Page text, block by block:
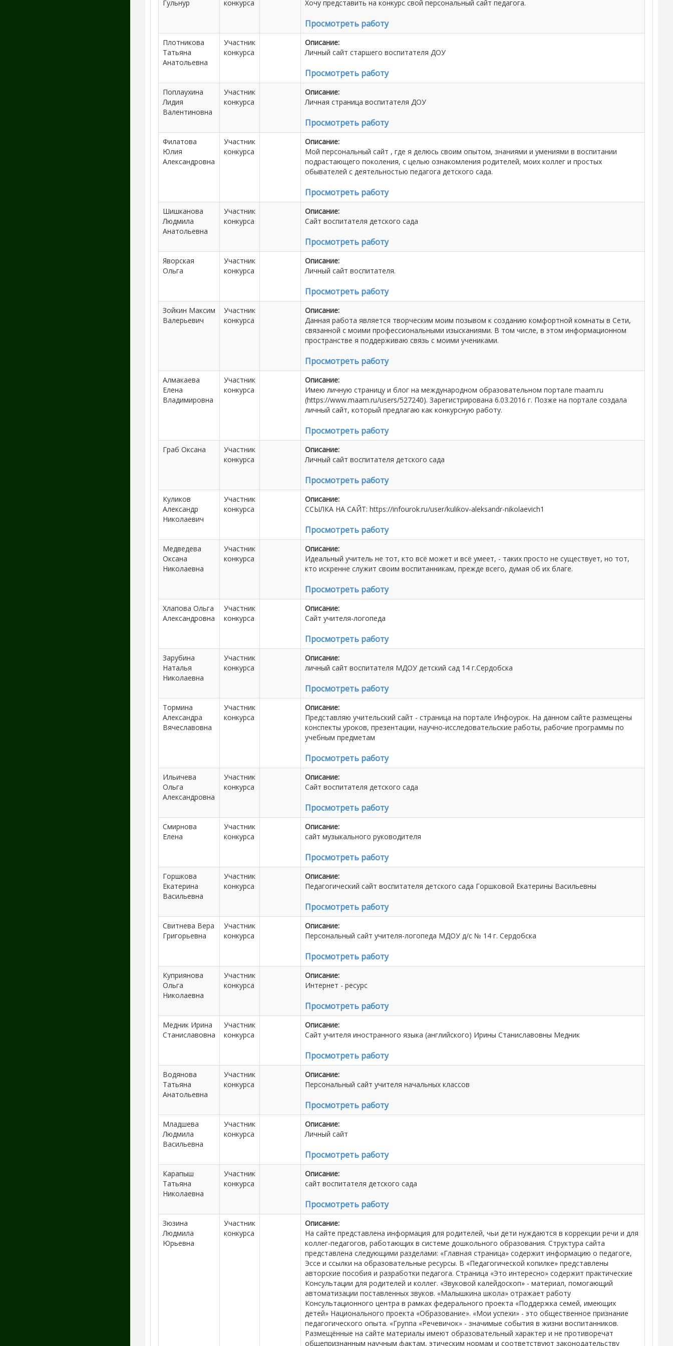
Гульнур
конкурса
Хочу представить на конкурс свой персональный сайт педагога.
Просмотреть работу
Плотникова
Татьяна
Анатольевна
Участник
конкурса
Описание:
Личный сайт старшего воспитателя ДОУ
Просмотреть работу
Поплаухина
Лидия
Валентиновна
Участник
конкурса
Описание:
Личная страница воспитателя ДОУ
Просмотреть работу
Филатова
Юлия
Александровна
Участник
конкурса
Описание:
Мой персональный сайт , где я делюсь своим опытом, знаниями и умениями в воспитании
подрастающего поколения, с целью ознакомления родителей, моих коллег и простых
обывателей с деятельностью педагога детского сада.
Просмотреть работу
Шишканова
Людмила
Анатольевна
Участник
конкурса
Описание:
Сайт воспитателя детского сада
Просмотреть работу
Яворская
Ольга
Участник
конкурса
Описание:
Личный сайт воспитателя.
Просмотреть работу
Зойкин Максим
Валерьевич
Участник
конкурса
Описание:
Данная работа является творческим моим позывом к созданию комфортной комнаты в Сети,
связанной с моими профессиональными изысканиями. В том числе, в этом информационном
пространстве я поддерживаю связь с моими учениками.
Просмотреть работу
Алмакаева
Елена
Владимировна
Участник
конкурса
Описание:
Имею личную страницу и блог на международном образовательном портале maam.ru
(https://www.maam.ru/users/527240). Зарегистрирована 6.03.2016 г. Позже на портале создала
личный сайт, который предлагаю как конкурсную работу.
Просмотреть работу
Граб Оксана
Участник
конкурса
Описание:
Личный сайт воспитателя детского сада
Просмотреть работу
Куликов
Александр
Николаевич
Участник
конкурса
Описание:
ССЫЛКА НА САЙТ: https://infourok.ru/user/kulikov-aleksandr-nikolaevich1
Просмотреть работу
Медведева
Оксана
Николаевна
Участник
конкурса
Описание:
Идеальный учитель не тот, кто всё может и всё умеет, - таких просто не существует, но тот,
кто искренне служит своим воспитанникам, прежде всего, думая об их благе.
Просмотреть работу
Хлапова Ольга
Александровна
Участник
конкурса
Описание:
Сайт учителя-логопеда
Просмотреть работу
Зарубина
Наталья
Николаевна
Участник
конкурса
Описание:
личный сайт воспитателя МДОУ детский сад 14 г.Сердобска
Просмотреть работу
Тормина
Александра
Вячеславовна
Участник
конкурса
Описание:
Представляю учительский сайт - страница на портале Инфоурок. На данном сайте размещены
конспекты уроков, презентации, научно-исследовательские работы, рабочие программы по
учебным предметам
Просмотреть работу
Ильичева
Ольга
Александровна
Участник
конкурса
Описание:
Сайт воспитателя детского сада
Просмотреть работу
Смирнова
Елена
Участник
конкурса
Описание:
сайт музыкального руководителя
Просмотреть работу
Горшкова
Екатерина
Васильевна
Участник
конкурса
Описание:
Педагогический сайт воспитателя детского сада Горшковой Екатерины Васильевны
Просмотреть работу
Свитнева Вера
Григорьевна
Участник
конкурса
Описание:
Персональный сайт учителя-логопеда МДОУ д/с № 14 г. Сердобска
Просмотреть работу
Куприянова
Ольга
Николаевна
Участник
конкурса
Описание:
Интернет - ресурс
Просмотреть работу
Медник Ирина
Станиславовна
Участник
конкурса
Описание:
Сайт учителя иностранного языка (английского) Ирины Станиславовны Медник
Просмотреть работу
Водянова
Татьяна
Анатольевна
Участник
конкурса
Описание:
Персональный сайт учителя начальных классов
Просмотреть работу
Младшева
Людмила
Васильевна
Участник
конкурса
Описание:
Личный сайт
Просмотреть работу
Карапыш
Татьяна
Николаевна
Участник
конкурса
Описание:
сайт воспитателя детского сада
Просмотреть работу
Зюзина
Людмила
Юрьевна
Участник
конкурса
Описание:
На сайте представлена информация для родителей, чьи дети нуждаются в коррекции речи и для
коллег-педагогов, работающих в системе дошкольного образования. Структура сайта
представлена следующими разделами: «Главная страница» содержит информацию о педагоге,
Эссе и ссылки на образовательные ресурсы. В «Педагогической копилке» представлены
авторские пособия и разработки педагога. Страница «Это интересно» содержит практические
Консультации для родителей и коллег. «Звуковой калейдоскоп» - материал, помогающий
автоматизации поставленных звуков. «Малышкина школа» отражает работу
Консультационного центра в рамках федерального проекта «Поддержка семей, имеющих
детей» Национального проекта «Образование». «Мои успехи» - это общественное признание
педагогического опыта. «Группа «Речевичок» - значимые события в жизни воспитанников.
Размещённые на сайте материалы имеют образовательный характер и не противоречат
общепризнанным научным фактам, этическим нормам и соответствуют законодательству